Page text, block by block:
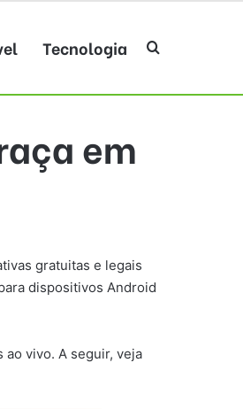
Tecnologia Procurar por
em
gratuitas e legais
dispositivos Android
vivo. A seguir, veja